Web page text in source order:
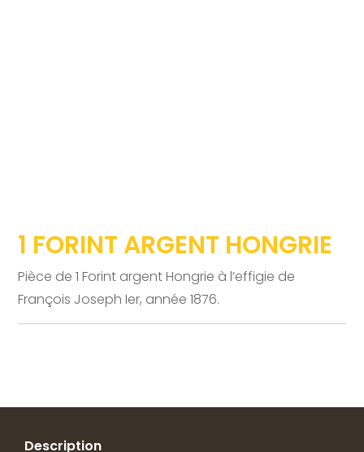
1 FORINT ARGENT HONGRIE
Pièce de 1 Forint argent Hongrie à l’effigie de
François Joseph Ier, année 1876.
Description